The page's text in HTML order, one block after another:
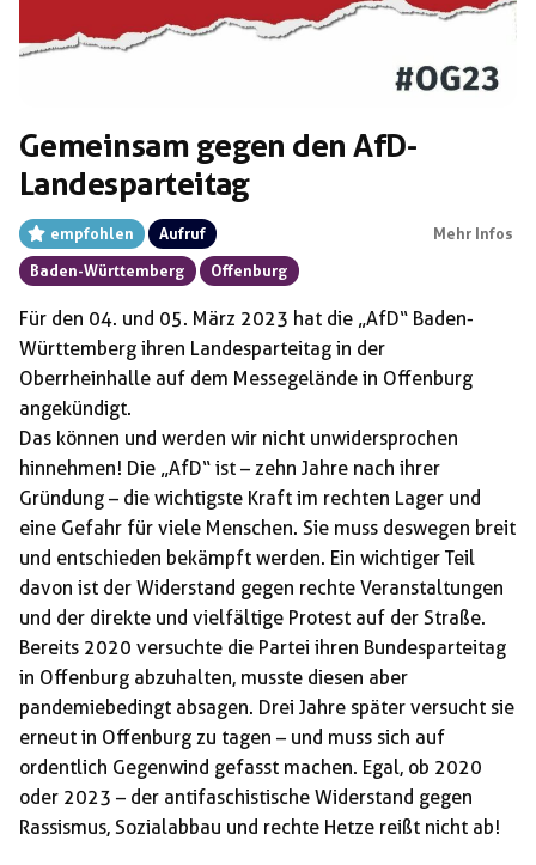
Gemeinsam gegen den AfD-
Landesparteitag
empfohlen Aufruf
Baden-Württemberg Offenburg
Mehr Infos
Für den 04. und 05. März 2023 hat die „AfD“ Baden-
Württemberg ihren Landesparteitag in der
Oberrheinhalle auf dem Messegelände in Offenburg
angekündigt.
Das können und werden wir nicht unwidersprochen
hinnehmen! Die „AfD“ ist – zehn Jahre nach ihrer
Gründung – die wichtigste Kraft im rechten Lager und
eine Gefahr für viele Menschen. Sie muss deswegen breit
und entschieden bekämpft werden. Ein wichtiger Teil
davon ist der Widerstand gegen rechte Veranstaltungen
und der direkte und vielfältige Protest auf der Straße.
Bereits 2020 versuchte die Partei ihren Bundesparteitag
in Offenburg abzuhalten, musste diesen aber
pandemiebedingt absagen. Drei Jahre später versucht sie
erneut in Offenburg zu tagen – und muss sich auf
ordentlich Gegenwind gefasst machen. Egal, ob 2020
oder 2023 – der antifaschistische Widerstand gegen
Rassismus, Sozialabbau und rechte Hetze reißt nicht ab!